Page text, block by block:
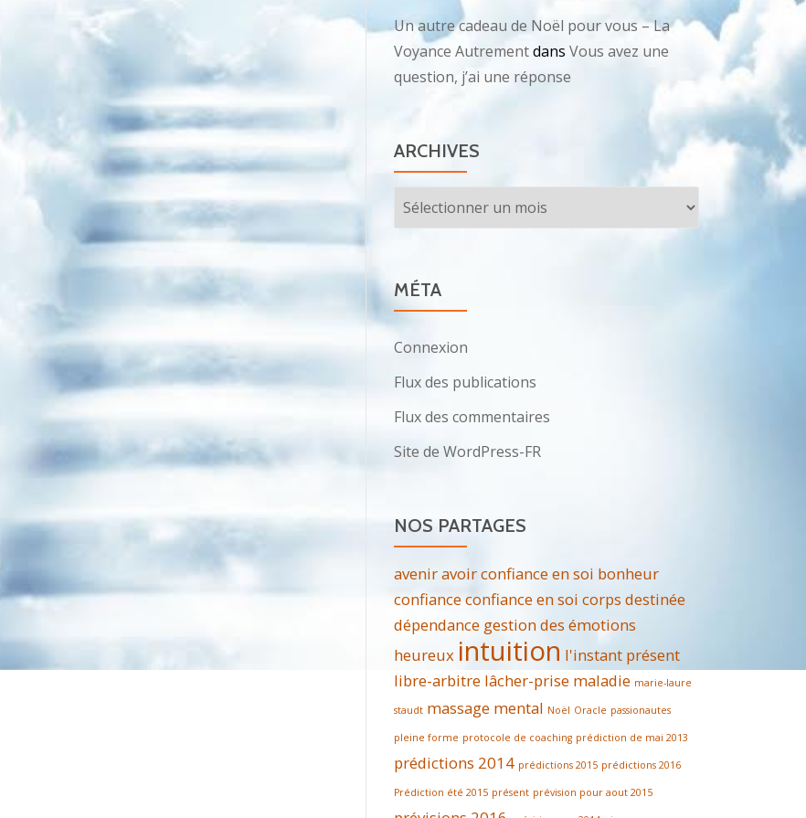
Un autre cadeau de Noël pour vous – La
Voyance Autrementdans Vous avez une
question, j’ai une réponse
ARCHIVES
Archives
MÉTA
Connexion
Flux des publications
Flux des commentaires
Site de WordPress-FR
NOS PARTAGES
aveniravoir confiance en soi bonheur
confianceconfiance en soi corps destinée
dépendance gestion des émotions
heureux intuition l'instant présent
libre-arbitre lâcher-prise maladie marie-laure
staudt massage mental Noël Oracle passionautes
pleine forme protocole de coaching prédiction de mai 2013
prédictions 2014 prédictions 2015 prédictions 2016
Prédiction été 2015 présent prévision pour aout 2015